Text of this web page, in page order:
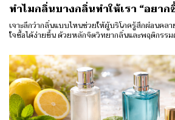
ทำไมกลิ่นบางกลิ่นทำให้เรา “อยาก
เจาะลึกว่ากลิ่นแบบไหนช่วยให้ผู้บริโภครู้สึกผ่อนคล
ใจซื้อได้ง่ายขึ้น ด้วยหลักจิตวิทยากลิ่นและพฤติกรร